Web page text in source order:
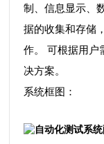
制、信息显示、
据的收集和存储
作。 可根据用户
决方案。
系统框图：